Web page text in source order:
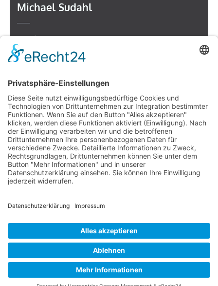
Michael Sudahl
Beethovenstr. 4
73614 Schorndorf
Telefon: 07181 477 9998
E-Mail: sudahl@der-medienberater.de
Leonhard Fromm
Goethestr. 27
73614 Schorndorf
Telefon. 07181 4769906
E-Mail:fromm@der-medienberater.de
Der Medienberater|Impressum
Datenschutzerklärung